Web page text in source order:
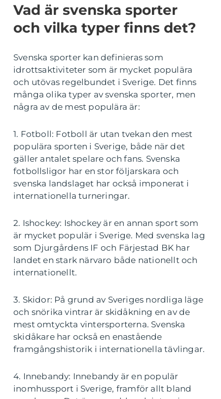
Vad är svenska sporter
och vilka typer finns det?
Svenska sporter kan definieras som
idrottsaktiviteter som är mycket populära
och utövas regelbundet i Sverige. Det finns
många olika typer av svenska sporter, men
några av de mest populära är:
1. Fotboll: Fotboll är utan tvekan den mest
populära sporten i Sverige, både när det
gäller antalet spelare och fans. Svenska
fotbollsligor har en stor följarskara och
svenska landslaget har också imponerat i
internationella turneringar.
2. Ishockey: Ishockey är en annan sport som
är mycket populär i Sverige. Med svenska lag
som Djurgårdens IF och Färjestad BK har
landet en stark närvaro både nationellt och
internationellt.
3. Skidor: På grund av Sveriges nordliga läge
och snörika vintrar är skidåkning en av de
mest omtyckta vintersporterna. Svenska
skidåkare har också en enastående
framgångshistorik i internationella tävlingar.
4. Innebandy: Innebandy är en populär
inomhussport i Sverige, framför allt bland